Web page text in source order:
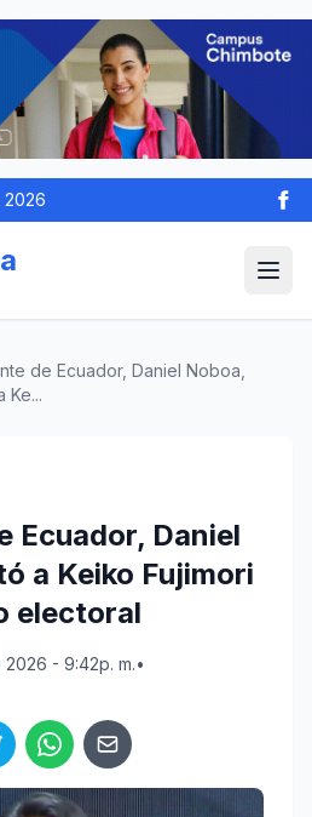
2026
de Ecuador, Daniel Noboa,
Ke...
Ecuador, Daniel
a Keiko Fujimori
electoral
- 9:42p. m.•